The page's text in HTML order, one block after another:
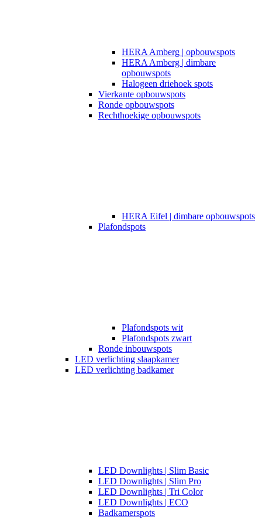
HERA Amberg | opbouwspots
HERA Amberg | dimbare
opbouwspots
Halogeen driehoek spots
Vierkante opbouwspots
Ronde opbouwspots
Rechthoekige opbouwspots
HERA Eifel | dimbare opbouwspots
Plafondspots
Plafondspots wit
Plafondspots zwart
Ronde inbouwspots
LED verlichting slaapkamer
LED verlichting badkamer
LED Downlights | Slim Basic
LED Downlights | Slim Pro
LED Downlights | Tri Color
LED Downlights | ECO
Badkamerspots